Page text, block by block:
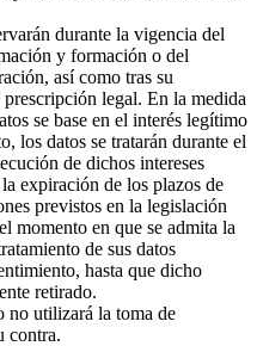
durante la vigencia del
y formación o del
así como tras su
legal. En la medida
se base en el interés legítimo
los datos se tratarán durante el
de dichos intereses
expiración de los plazos de
previstos en la legislación
momento en que se admita la
de sus datos
hasta que dicho
retirado.
no utilizará la toma de
contra.